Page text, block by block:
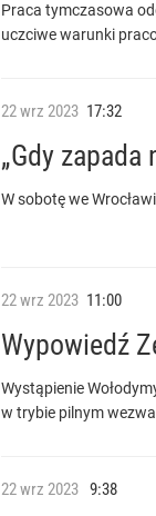
Praca tymczasowa
uczciwe warunki
„Gdy
W sobotę we
22wrz 2023 17:32
Wypowiedź
Wystąpienie
w trybie pilnym
22wrz 2023 11:00
22wrz 2023 9:38